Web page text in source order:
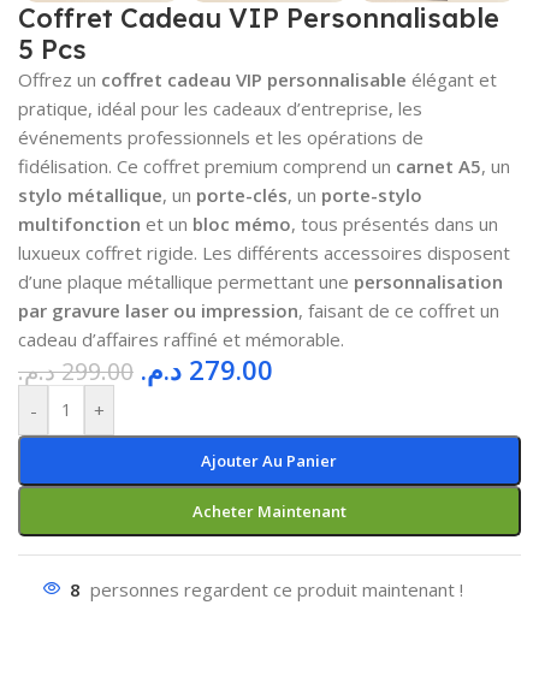
Coffret Cadeau VIP Personnalisable
5 Pcs
Offrez un coffret cadeau VIP personnalisable élégant et
pratique, idéal pour les cadeaux d’entreprise, les
événements professionnels et les opérations de
fidélisation. Ce coffret premium comprend un carnet A5, un
stylo métallique, un porte-clés, un porte-stylo
multifonction et un bloc mémo, tous présentés dans un
luxueux coffret rigide. Les différents accessoires disposent
d’une plaque métallique permettant une personnalisation
par gravure laser ou impression, faisant de ce coffret un
cadeau d’affaires raffiné et mémorable.
299.00د.م. 279.00 د.م.
- +
Ajouter Au Panier
Acheter Maintenant
8 personnes regardent ce produit maintenant !